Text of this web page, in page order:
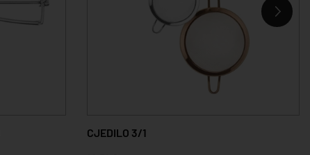
CJEDILO 3/1